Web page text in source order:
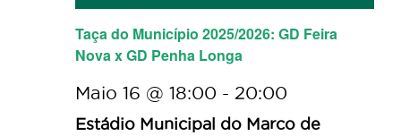
Taça do Município 2025/2026: GD Feira
Nova x GD Penha Longa
Maio 16 @ 18:00 - 20:00
Estádio Municipal do Marco de